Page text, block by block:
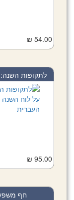
54.00 ₪
לתקופות השנה:
95.00 ₪
חף